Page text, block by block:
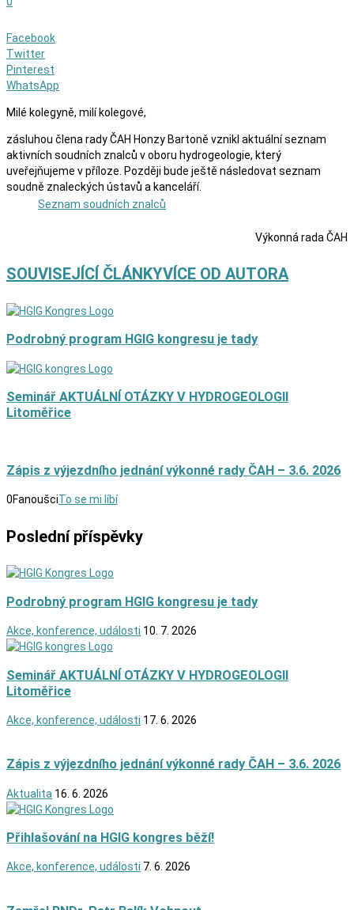
Facebook
Twitter
Pinterest
WhatsApp
Milé kolegyně, milí kolegové,
zásluhou člena rady ČAH Honzy Bartoně vznikl aktuální seznam
aktivních soudních znalců v oboru hydrogeologie, který
uveřejňujeme v příloze. Později bude ještě následovat seznam
soudně znaleckých ústavů a kanceláří.
Seznam soudních znalců
Výkonná rada ČAH
SOUVISEJÍCÍ ČLÁNKYVÍCE OD AUTORA
Podrobný program HGIG kongresu je tady
Seminář AKTUÁLNÍ OTÁZKY V HYDROGEOLOGII
Litoměřice
Zápis z výjezdního jednání výkonné rady ČAH – 3.6. 2026
0FanoušciTo se mi líbí
Poslední příspěvky
Podrobný program HGIG kongresu je tady
Akce, konference, události 10. 7. 2026
Seminář AKTUÁLNÍ OTÁZKY V HYDROGEOLOGII
Litoměřice
Akce, konference, události 17. 6. 2026
Zápis z výjezdního jednání výkonné rady ČAH – 3.6. 2026
Aktualita 16. 6. 2026
Přihlašování na HGIG kongres běží!
Akce, konference, události 7. 6. 2026